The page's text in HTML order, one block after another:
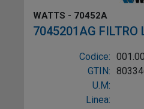
WATTS - 70452A
7045201AG FILTRO
Codice:
GTIN:
U.M:
Linea: